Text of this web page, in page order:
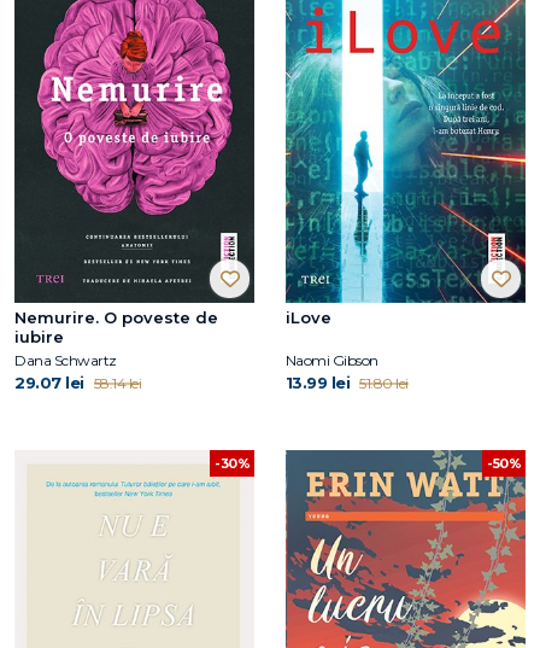
Nemurire. O poveste de
iubire
Dana Schwartz
29.07 lei 58.14 lei
iLove
Naomi Gibson
13.99 lei 51.80 lei
-30% -50%